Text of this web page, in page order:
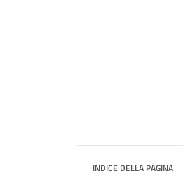
INDICE DELLA PAGINA